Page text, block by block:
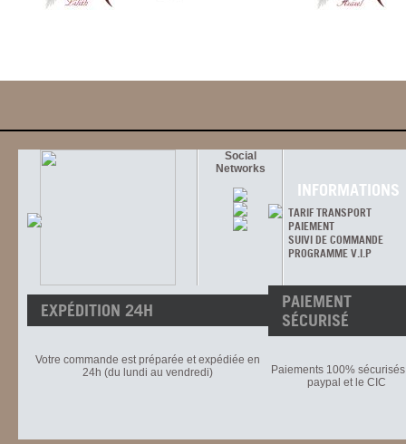
Social
Networks
INFORMATIONS
TARIF TRANSPORT
PAIEMENT
SUIVI DE COMMANDE
PROGRAMME V.I.P
EXPÉDITION 24H
Votre commande est préparée et expédiée en
24h (du lundi au vendredi)
PAIEMENT
SÉCURISÉ
Paiements 100%
paypal et le CIC